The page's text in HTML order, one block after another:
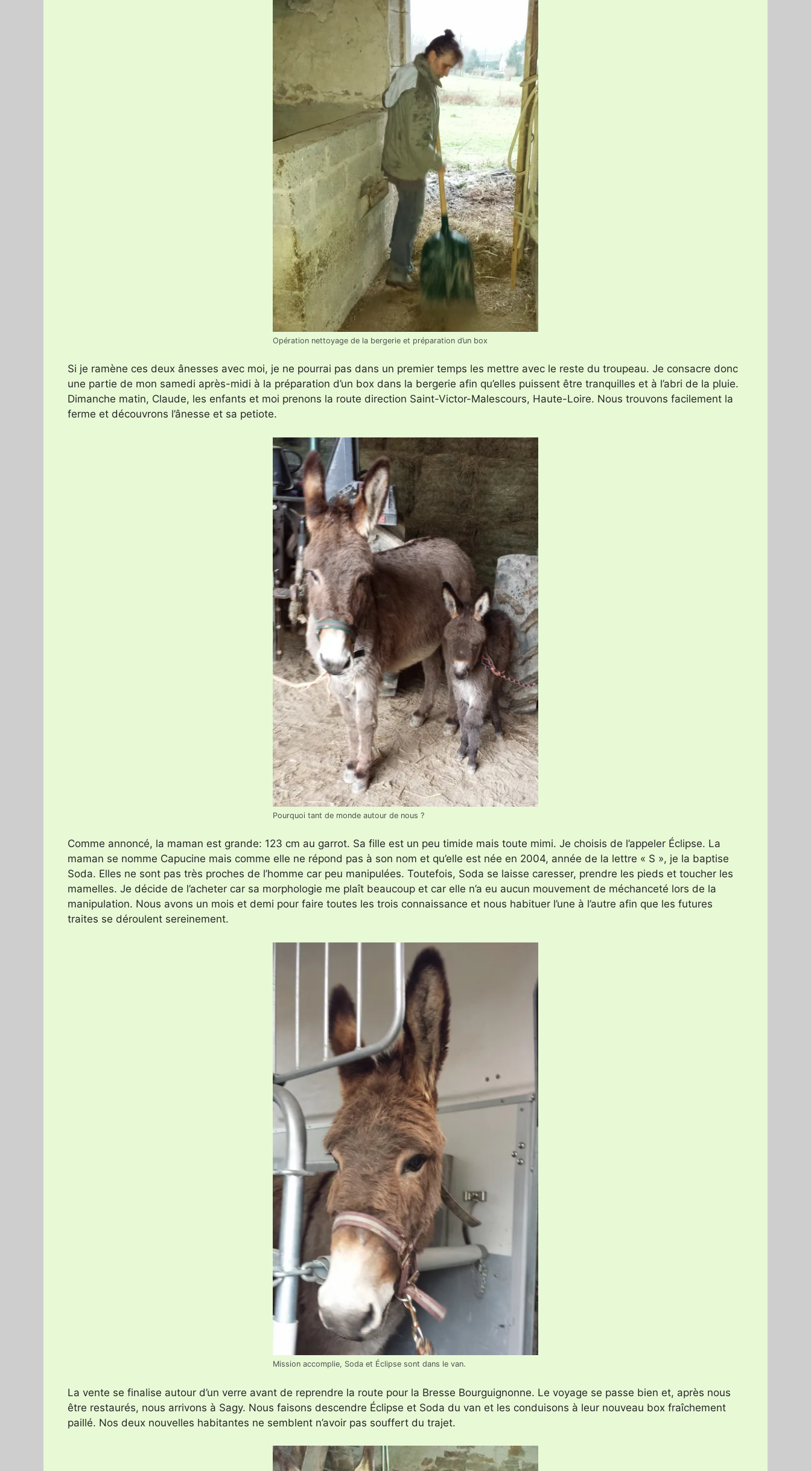
Opération nettoyage de la bergerie et préparation d’un box
Si je ramène ces deux ânesses avec moi, je ne pourrai pas dans un premier temps les mettre avec le reste du troupeau. Je consacre donc
une partie de mon samedi après-midi à la préparation d’un box dans la bergerie afin qu’elles puissent être tranquilles et à l’abri de la pluie.
Dimanche matin, Claude, les enfants et moi prenons la route direction Saint-Victor-Malescours, Haute-Loire. Nous trouvons facilement la
ferme et découvrons l’ânesse et sa petiote.
Pourquoi tant de monde autour de nous ?
Comme annoncé, la maman est grande: 123 cm au garrot. Sa fille est un peu timide mais toute mimi. Je choisis de l’appeler Éclipse. La
maman se nomme Capucine mais comme elle ne répond pas à son nom et qu’elle est née en 2004, année de la lettre « S », je la baptise
Soda. Elles ne sont pas très proches de l’homme car peu manipulées. Toutefois, Soda se laisse caresser, prendre les pieds et toucher les
mamelles. Je décide de l’acheter car sa morphologie me plaît beaucoup et car elle n’a eu aucun mouvement de méchanceté lors de la
manipulation. Nous avons un mois et demi pour faire toutes les trois connaissance et nous habituer l’une à l’autre afin que les futures
traites se déroulent sereinement.
Mission accomplie, Soda et Éclipse sont dans le van.
La vente se finalise autour d’un verre avant de reprendre la route pour la Bresse Bourguignonne. Le voyage se passe bien et, après nous
être restaurés, nous arrivons à Sagy. Nous faisons descendre Éclipse et Soda du van et les conduisons à leur nouveau box fraîchement
paillé. Nos deux nouvelles habitantes ne semblent n’avoir pas souffert du trajet.